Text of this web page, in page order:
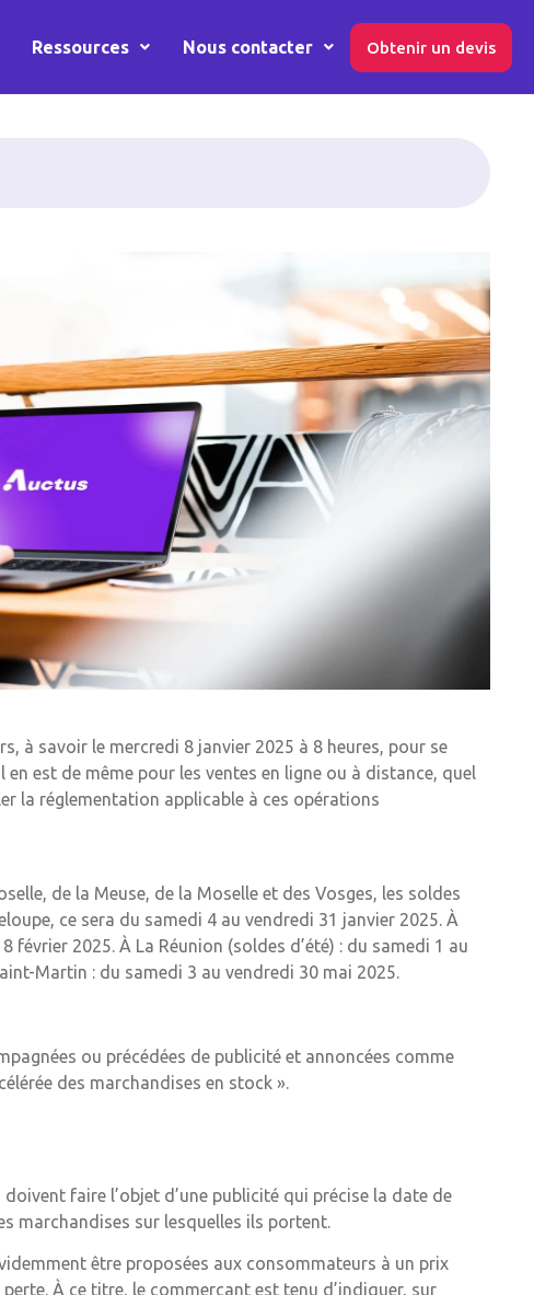
Ressources Nous contacter Obtenir un devis
à savoir le mercredi 8 janvier 2025 à 8 heures, pour se
est de même pour les ventes en ligne ou à distance, quel
la réglementation applicable à ces opérations
de la Meuse, de la Moselle et des Vosges, les soldes
ce sera du samedi 4 au vendredi 31 janvier 2025. À
2025. À La Réunion (soldes d’été) : du samedi 1 au
Martin : du samedi 3 au vendredi 30 mai 2025.
ou précédées de publicité et annoncées comme
des marchandises en stock ».
faire l’objet d’une publicité qui précise la date de
marchandises sur lesquelles ils portent.
être proposées aux consommateurs à un prix
À ce titre, le commerçant est tenu d’indiquer, sur